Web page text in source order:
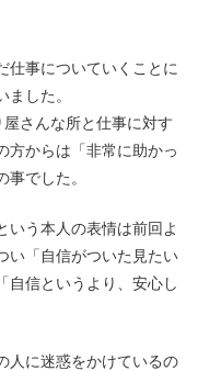
仕事についていくことに
した。
さんな所と仕事に対す
方からは「非常に助かっ
でした。
いう本人の表情は前回よ
い「自信がついた見たい
自信というより、安心し
人に迷惑をかけているの